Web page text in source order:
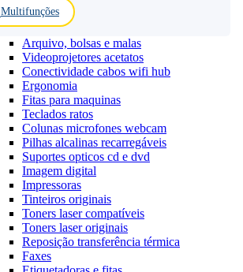
Multifunções
Arquivo, bolsas e malas
Videoprojetores acetatos
Conectividade cabos wifi hub
Ergonomia
Fitas para maquinas
Teclados ratos
Colunas microfones webcam
Pilhas alcalinas recarregáveis
Suportes opticos cd e dvd
Imagem digital
Impressoras
Tinteiros originais
Toners laser compatíveis
Toners laser originais
Reposição transferência térmica
Faxes